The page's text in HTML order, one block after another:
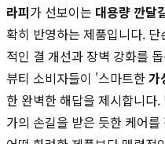
라피가 선보이는 대용량 깐달
확히 반영하는 제품입니다.
적인 결 개선과 장벽 강화를
뷰티 소비자들이 '스마트한가
한 완벽한 해답을 제시합니다
가의 손길을 받은 듯한 케어